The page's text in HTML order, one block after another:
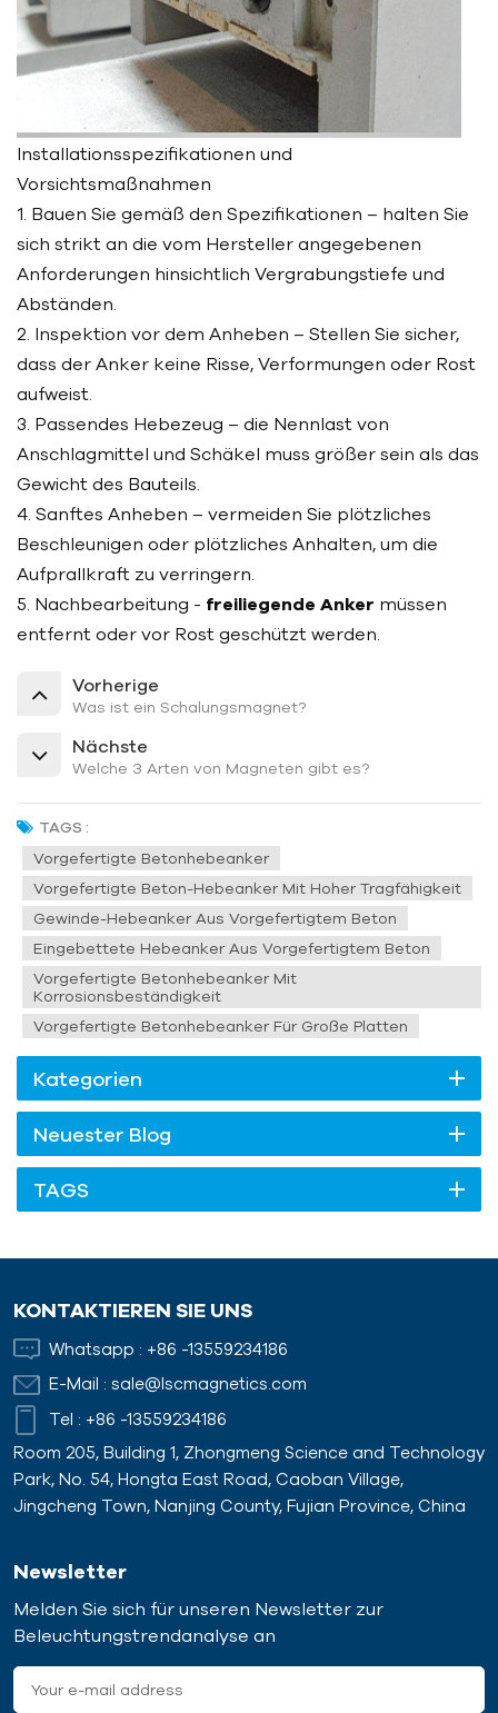
Installationsspezifikationen und
Vorsichtsmaßnahmen
1. Bauen Sie gemäß den Spezifikationen – halten Sie
sich strikt an die vom Hersteller angegebenen
Anforderungen hinsichtlich Vergrabungstiefe und
Abständen.
2. Inspektion vor dem Anheben – Stellen Sie sicher,
dass der Anker keine Risse, Verformungen oder Rost
aufweist.
3. Passendes Hebezeug – die Nennlast von
Anschlagmittel und Schäkel muss größer sein als das
Gewicht des Bauteils.
4. Sanftes Anheben – vermeiden Sie plötzliches
Beschleunigen oder plötzliches Anhalten, um die
Aufprallkraft zu verringern.
5. Nachbearbeitung - freiliegende Anker müssen
entfernt oder vor Rost geschützt werden.
Vorherige
Was ist ein Schalungsmagnet?
Nächste
Welche 3 Arten von Magneten gibt es?
TAGS :
Vorgefertigte Betonhebeanker
Vorgefertigte Beton-Hebeanker Mit Hoher Tragfähigkeit
Gewinde-Hebeanker Aus Vorgefertigtem Beton
Eingebettete Hebeanker Aus Vorgefertigtem Beton
Vorgefertigte Betonhebeanker Mit
Korrosionsbeständigkeit
Vorgefertigte Betonhebeanker Für Große Platten
Kategorien
Neuester Blog
TAGS
KONTAKTIEREN SIE UNS
Whatsapp : +86 -13559234186
E-Mail : sale@lscmagnetics.com
Tel : +86 -13559234186
Room 205, Building 1, Zhongmeng Science and Technology
Park, No. 54, Hongta East Road, Caoban Village,
Jingcheng Town, Nanjing County, Fujian Province, China
Newsletter
Melden Sie sich für unseren Newsletter zur
Beleuchtungstrendanalyse an